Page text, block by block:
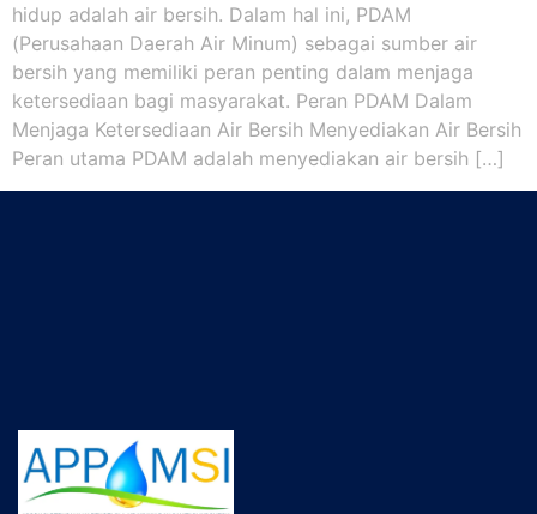
hidup adalah air bersih. Dalam hal ini, PDAM
(Perusahaan Daerah Air Minum) sebagai sumber air
bersih yang memiliki peran penting dalam menjaga
ketersediaan bagi masyarakat. Peran PDAM Dalam
Menjaga Ketersediaan Air Bersih Menyediakan Air Bersih
Peran utama PDAM adalah menyediakan air bersih […]